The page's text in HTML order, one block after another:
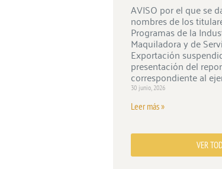
AVISO por el que se
nombres de los
Programas de la
Maquiladora y de
Exportación
presentación del
correspondiente al
30 junio, 2026
Leer más »
VER